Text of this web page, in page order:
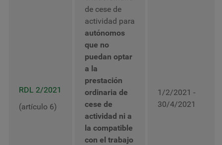
RDL 2/2021
(artículo 6)
de cese de
actividad para
autónomos
que no
puedan optar
a la
prestación
ordinaria de
cese de
actividad ni a
la compatible
con el trabajo
1/2/2021 -
30/4/2021